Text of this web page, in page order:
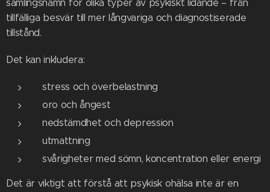
samlingsnamn för olika typer av psykiskt lidande – från
tillfälliga besvär till mer långvariga och diagnostiserade
tillstånd.
Det kan inkludera:
stress och överbelastning
oro och ångest
nedstämdhet och depression
utmattning
svårigheter med sömn, koncentration eller energi
Det är viktigt att förstå att psykisk ohälsa inte är en